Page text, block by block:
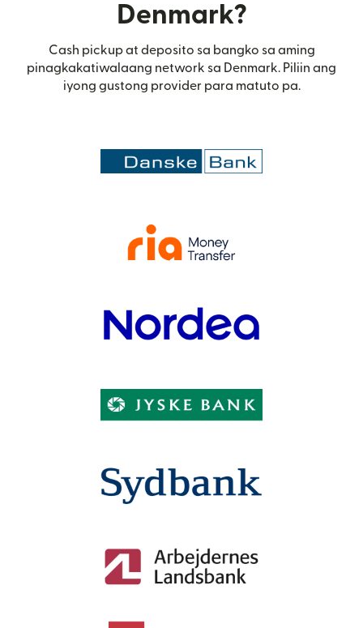
Denmark?
Cash pickup at deposito sa bangko sa aming
pinagkakatiwalaang network sa Denmark. Piliin ang
iyong gustong provider para matuto pa.